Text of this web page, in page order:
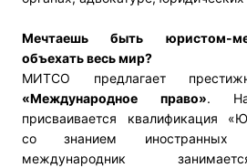
Мечтаешь быть юристом-
объехать весь мир?
МИТСО предлагает
«Международное право».
присваивается квалификация
со знанием иностранных
международник